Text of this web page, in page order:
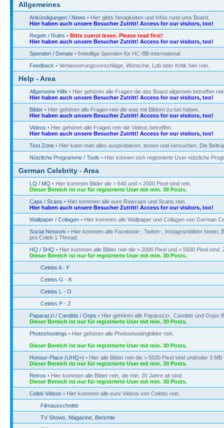
Allgemeines
Ankündigungen / News • Hier gibts Neuigkeiten und Infos rund ums Board.
Hier haben auch unsere Besucher Zutritt! Access for our visitors, too!
Regeln / Rules • Bitte zuerst lesen. Please read first!
Hier haben auch unsere Besucher Zutritt! Access for our visitors, too!
Spenden / Donate • freiwillige Spenden für HC-BB-international
Feedback • Verbesserungsvorschläge, Wünsche, Lob oder Kritik hier rein.
Help - Area
Allgemeine Hilfe • Hier gehören alle Fragen die das Board allgemein betreffen
Hier haben auch unsere Besucher Zutritt! Access for our visitors, too!
Bilder • Hier gehören alle Fragen rein die was mit Bildern zu tun haben.
Hier haben auch unsere Besucher Zutritt! Access for our visitors, too!
Videos • Hier gehören alle Fragen rein die Videos betreffen.
Hier haben auch unsere Besucher Zutritt! Access for our visitors, too!
Test Zone • Hier kann man alles ausprobieren, testen und versuchen. Die
Nützliche Programme / Tools • Hier können sich registrierte User nützliche
German Celebrity - Area
LQ / MQ • Hier kommen Bilder die > 640 und < 2000 Pixel sind rein.
Dieser Bereich ist nur für registrierte User mit min. 30 Posts.
Caps / Scans • Hier kommen alle eure Rawcaps und Scans rein.
Hier haben auch unsere Besucher Zutritt! Access for our visitors, too!
Wallpaper / Collagen • Hier kommen alle Wallpaper und Collagen von German
Social Network • Hier kommen alle Facebook-, Twitter-, Instagrambilder hinein;
pro Celeb 1 Thread;
HQ / SHQ • Hier kommen alle Bilder rein die > 2000 Pixel und < 5500 Pixel
Dieser Bereich ist nur für registrierte User mit min. 30 Posts.
Celebs A - F
Celebs G - K
Celebs L - O
Celebs P - Z
Paparazzi / Candids / Oops • Hier gehören alle Paparazzi-, Candids und Oops-
Dieser Bereich ist nur für registrierte User mit min. 30 Posts.
Photoshootings • Hier gehören alle Photoshootingbilder rein.
Dieser Bereich ist nur für registrierte User mit min. 30 Posts.
Honour-Place (UHQ+) • Hier alle Bilder rein die > 5500 Pixel sind und/oder 3
Dieser Bereich ist nur für registrierte User mit min. 30 Posts.
Retros • Hier kommen alle Bilder rein, die min. 20 Jahre alt sind.
Dieser Bereich ist nur für registrierte User mit min. 30 Posts.
Celeb Videos • Hier kommen alle eure Videos von Celebs rein.
Filmausschnitte
TV Shows, Magazine, Berichte